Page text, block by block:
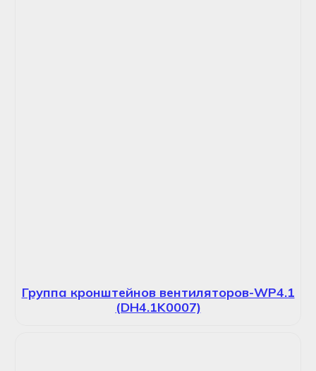
Группа кронштейнов вентиляторов-WP4.1
(DH4.1K0007)